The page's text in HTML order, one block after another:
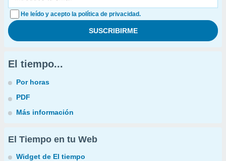
He leído y acepto la política de privacidad.
El tiempo...
Por horas
PDF
Más información
El Tiempo en tu Web
Widget de El tiempo